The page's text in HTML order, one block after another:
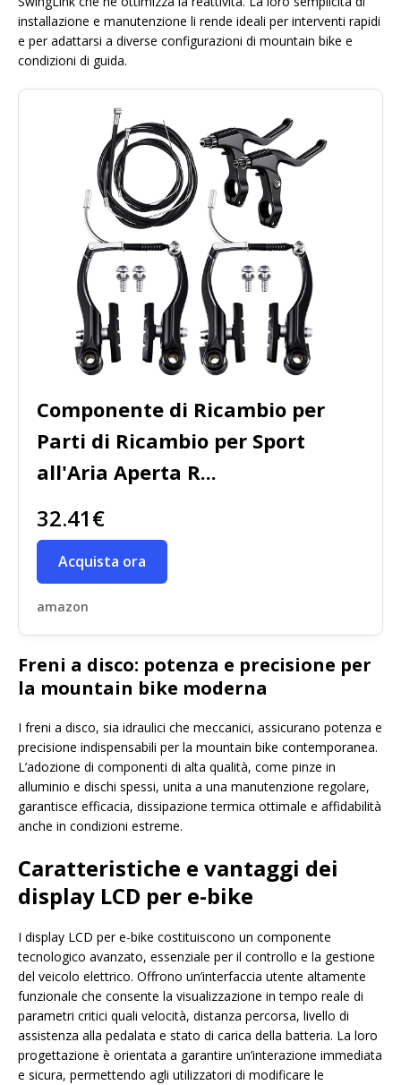
installazione e manutenzione li rende ideali per interventi rapidi
e per adattarsi a diverse configurazioni di mountain bike e
condizioni di guida.
Componente di Ricambio per
Parti di Ricambio per Sport
all'Aria Aperta R...
32.41€
Acquista ora
amazon
Freni a disco: potenza e precisione per
la mountain bike moderna
I freni a disco, sia idraulici che meccanici, assicurano potenza e
precisione indispensabili per la mountain bike contemporanea.
L’adozione di componenti di alta qualità, come pinze in
alluminio e dischi spessi, unita a una manutenzione regolare,
garantisce efficacia, dissipazione termica ottimale e affidabilità
anche in condizioni estreme.
Caratteristiche e vantaggi dei
display LCD per e-bike
I display LCD per e-bike costituiscono un componente
tecnologico avanzato, essenziale per il controllo e la gestione
del veicolo elettrico. Offrono un’interfaccia utente altamente
funzionale che consente la visualizzazione in tempo reale di
parametri critici quali velocità, distanza percorsa, livello di
assistenza alla pedalata e stato di carica della batteria. La loro
progettazione è orientata a garantire un’interazione immediata
e sicura, permettendo agli utilizzatori di modificare le